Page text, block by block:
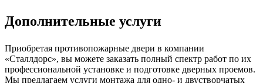
Дополнительные услуги
Приобретая противопожарные двери в компании
«Сталлдорс», вы можете заказать полный спектр работ по их
профессиональной установке и подготовке дверных проемов.
Мы предлагаем услуги монтажа для одно- и двустворчатых